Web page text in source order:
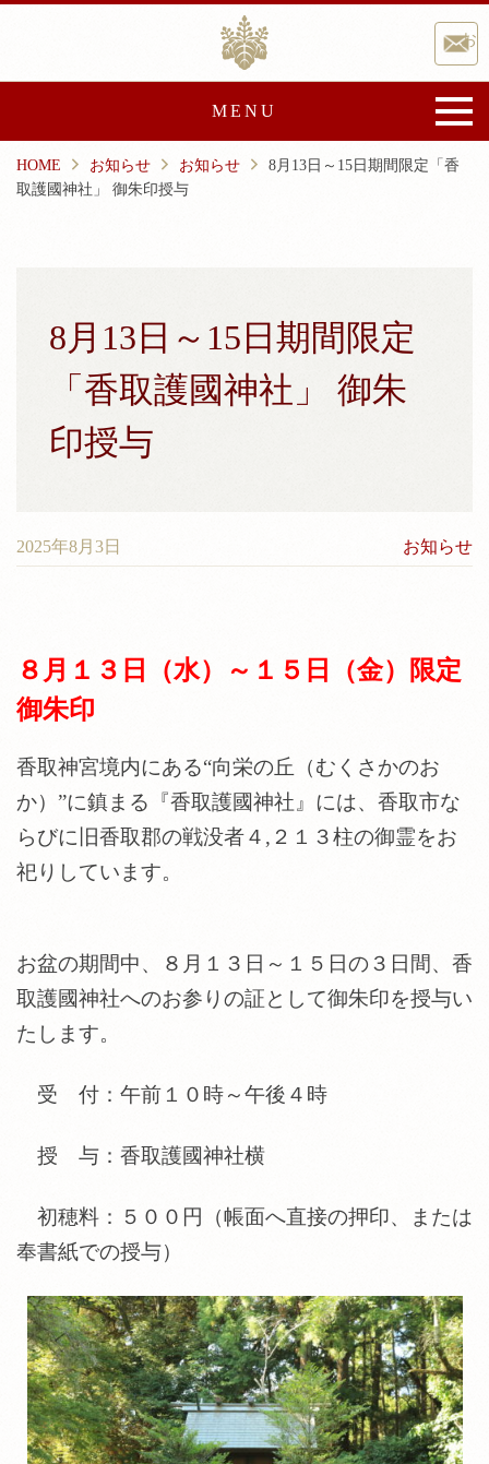
お
MENU
香取神宮について
祭典と催し
ご祈祷・授与品
ご祈祷
HOME お知らせ お知らせ
8月13日～15日期間限定「香
取護國神社」 御朱印授与
8月13日～15日期間限定
「香取護國神社」 御朱
印授与
2025年8月3日 お知らせ
８月１３日（水）～１５日（金）限定
御朱印
香取神宮境内にある“向栄の丘（むくさかのお
か）”に鎮まる『香取護國神社』には、香取市な
らびに旧香取郡の戦没者４,２１３柱の御霊をお
祀りしています。
お盆の期間中、８月１３日～１５日の３日間、香
取護國神社へのお参りの証として御朱印を授与い
たします。
受 付：午前１０時～午後４時
授 与：香取護國神社横
初穂料：５００円（帳面へ直接の押印、または
奉書紙での授与）